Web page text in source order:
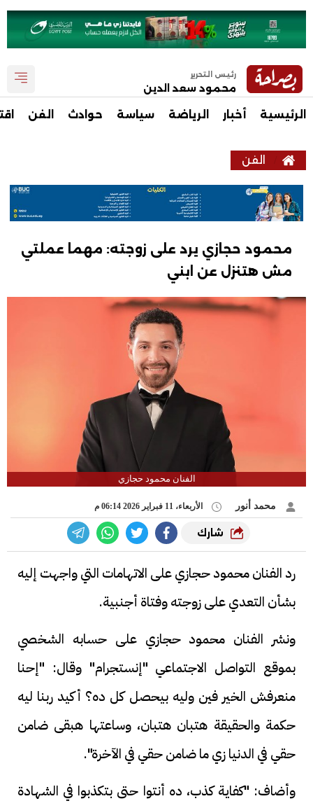
رئيس التحرير
محمود سعد الدين
الرئيسية أخبار الرياضة سياسة حوادث الفن
الفن
محمود حجازي يرد على زوجته: مهما عملتي
مش هتنزل عن ابني
الفنان محمود حجازي
محمد أنور الأربعاء، 11 فبراير 2026 06:14 م
شارك
رد الفنان محمود حجازي على الاتهامات التي واجهت إليه
بشأن التعدي على زوجته وفتاة أجنبية.
ونشر الفنان محمود حجازي على حسابه الشخصي
بموقع التواصل الاجتماعي "إنستجرام" وقال: "إحنا
منعرفش الخير فين وليه بيحصل كل ده؟ أكيد ربنا ليه
حكمة والحقيقة هتبان هتبان، وساعتها هبقى ضامن
حقي في الدنيا زي ما ضامن حقي في الآخرة".
وأضاف: "كفاية كذب، ده أنتوا حتى بتكذبوا في الشهادة